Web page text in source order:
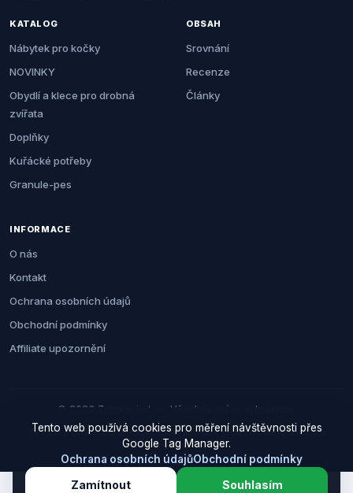
KATALOG
Nábytek pro kočky
NOVINKY
Obydlí a klece pro drobná
zvířata
Doplňky
Kuřácké potřeby
Granule-pes
OBSAH
Srovnání
Recenze
Články
INFORMACE
O nás
Kontakt
Ochrana osobních údajů
Obchodní podmínky
Affiliate upozornění
© 2026 Zemezvirat.cz. Všechna práva vyhrazena.
Za nákup přes naše odkazy můžeme získat provizi. Cenu pro vás to
neovlivní.
Tento web používá cookies pro měření návštěvnosti přes
Google Tag Manager.
Ochrana osobních údajůObchodní podmínky
Zamítnout Souhlasím